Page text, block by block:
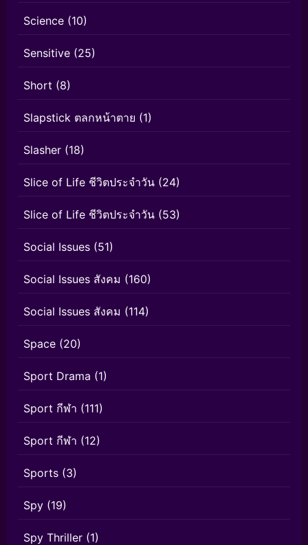
Science (10)
Sensitive (25)
Short (8)
Slapstick ตลกหน้าตาย (1)
Slasher (18)
Slice of Life ชีวิตประจำวัน (24)
Slice of Life ชีวิตประจำวัน (53)
Social Issues (51)
Social Issues สังคม (160)
Social Issues สังคม (114)
Space (20)
Sport Drama (1)
Sport กีฬา (111)
Sport กีฬา (12)
Sports (3)
Spy (19)
Spy Thriller (1)